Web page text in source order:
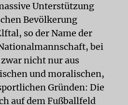
Unterstützung
Bevölkerung
so der Name der
bei
nicht nur aus
und moralischen,
Gründen: Die
auf dem Fußballfeld